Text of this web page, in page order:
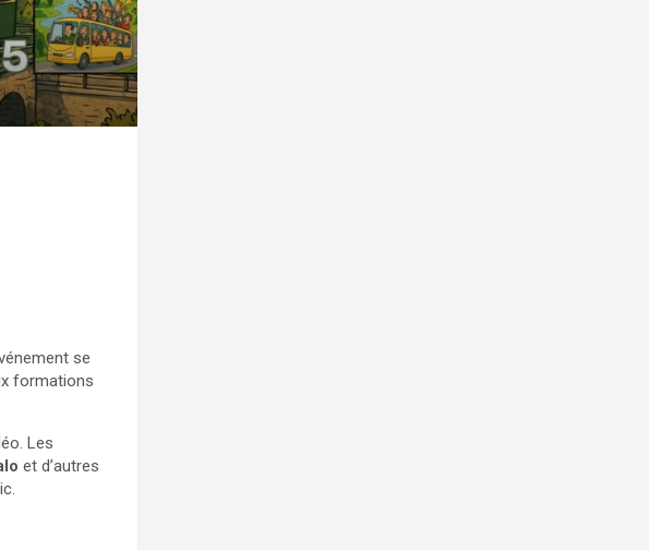
se
formations
Les
et d’autres